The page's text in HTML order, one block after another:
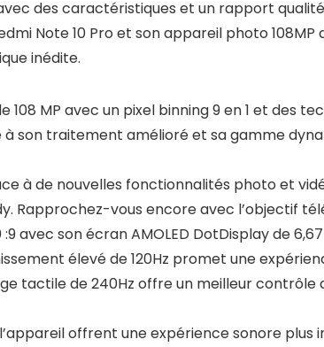
des caractéristiques et un rapport
Note 10 Pro et son appareil photo
inédite.
MP avec un pixel binning 9 en 1 et des
traitement amélioré et sa gamme
à de nouvelles fonctionnalités photo et
Rapprochez-vous encore avec l’objectif
son écran AMOLED DotDisplay de
élevé de 120Hz promet une
tactile de 240Hz offre un meilleur
offrent une expérience sonore plus